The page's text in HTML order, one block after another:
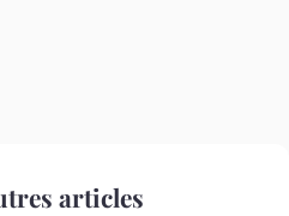
articles